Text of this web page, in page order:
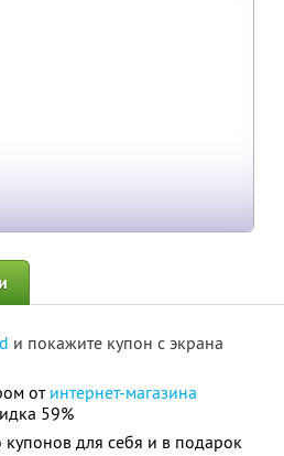
и покажите купон с экрана
от интернет-магазина
59%
для себя и в подарок